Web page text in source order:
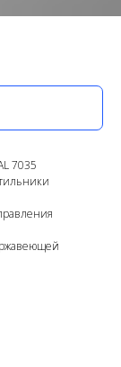
7035